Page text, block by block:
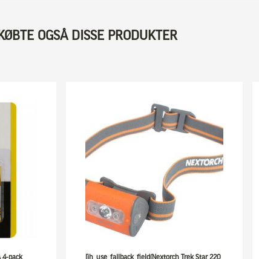
OGSÅ DISSE PRODUKTER
4-pack
[ih_use_fallback_field(Nextorch Trek Star 220